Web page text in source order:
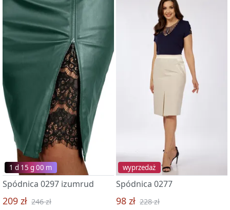
1 d 15 g 00 m
Spódnica 0297 izumrud
209 zł 246 zł
wyprzedaż
Spódnica 0277
98 zł 228 zł